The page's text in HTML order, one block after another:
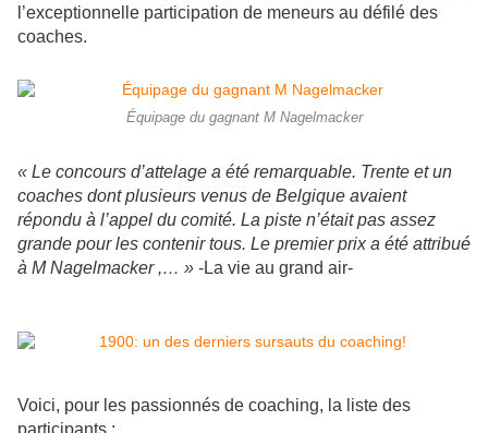
l’exceptionnelle participation de meneurs au défilé des
coaches.
Équipage du gagnant M Nagelmacker
« Le concours d’attelage a été remarquable. Trente et un
coaches dont plusieurs venus de Belgique avaient
répondu à l’appel du comité. La piste n’était pas assez
grande pour les contenir tous. Le premier prix a été attribué
à M Nagelmacker ,… » -La vie au grand air-
Voici, pour les passionnés de coaching, la liste des